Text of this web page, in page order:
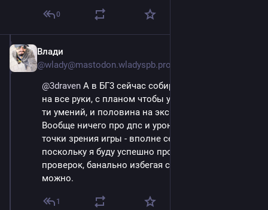
0
Влади
@wlady@mastodon.wladyspb.pro
@3draven А в БГ3 сейчас собираю билд на мастера
на все руки, с планом чтобы у него было 18 из 18-
ти умений, и половина на экспертном уровне.
Вообще ничего про дпс и урон с защитой, но с
точки зрения игры - вполне себе убер билд,
поскольку я буду успешно пробрасывать кучу
проверок, банально избегая схваток везде где
можно.
1